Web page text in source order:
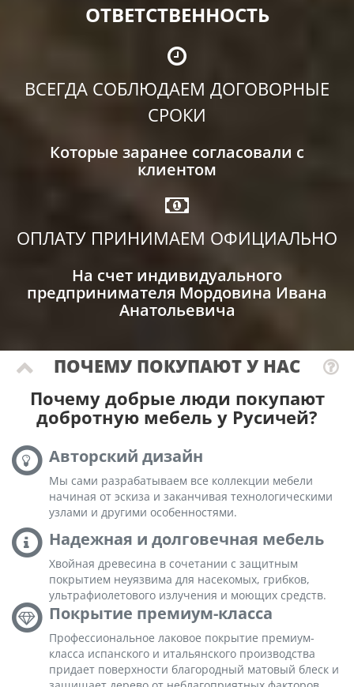
ОТВЕТСТВЕННОСТЬ
ВСЕГДА СОБЛЮДАЕМ ДОГОВОРНЫЕ
СРОКИ
Которые заранее согласовали с
клиентом
ОПЛАТУ ПРИНИМАЕМ ОФИЦИАЛЬНО
На счет индивидуального
предпринимателя Мордовина Ивана
Анатольевича
ПОЧЕМУ ПОКУПАЮТ У НАС
Почему добрые люди покупают
добротную мебель у Русичей?
Авторский дизайн
Мы сами разрабатываем все коллекции мебели
начиная от эскиза и заканчивая технологическими
узлами и другими особенностями.
Надежная и долговечная мебель
Хвойная древесина в сочетании с защитным
покрытием неуязвима для насекомых, грибков,
ультрафиолетового излучения и моющих средств.
Покрытие премиум-класса
Профессиональное лаковое покрытие премиум-
класса испанского и итальянского производства
придает поверхности благородный матовый блеск и